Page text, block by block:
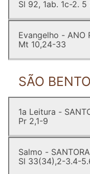
Sl 92, 1ab. 1c-2. 5
Evangelho - ANO
Mt 10,24-33
SÃO
1a Leitura -
Pr 2,1-9
Salmo -
Sl 33(34),2-3.4-